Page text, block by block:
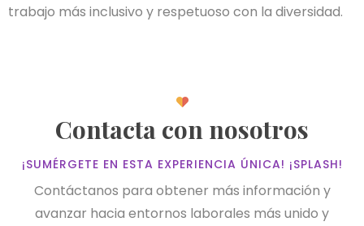
trabajo más inclusivo y respetuoso con la diversidad.
Contacta con nosotros
¡SUMÉRGETE EN ESTA EXPERIENCIA ÚNICA! ¡SPLASH!
Contáctanos para obtener más información y
avanzar hacia entornos laborales más unido y